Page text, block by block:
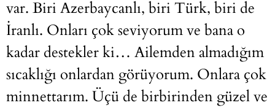
var. Biri Azerbaycanlı, biri Türk, biri de
İranlı. Onları çok seviyorum ve bana o
kadar destekler ki… Ailemden almadığım
sıcaklığı onlardan görüyorum. Onlara çok
minnettarım. Üçü de birbirinden güzel ve